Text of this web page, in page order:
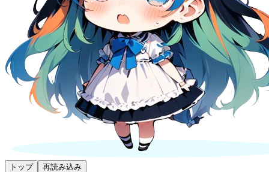
トップ 再読み込み